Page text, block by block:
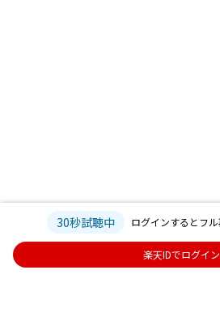
30秒試聴中 ログインするとフ
楽天IDでログイン